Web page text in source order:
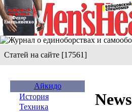
Статей на сайте [17561]
Айкидо
История
Техника
News